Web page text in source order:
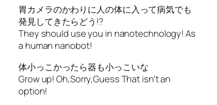
胃カメラのかわりに人の体に入って病気でも
発見してきたらどう!?
They should use you in nanotechnology! As
a human nanobot!
体小っこかったら器も小っこいな
Grow up! Oh,Sorry,Guess That isn’t an
option!